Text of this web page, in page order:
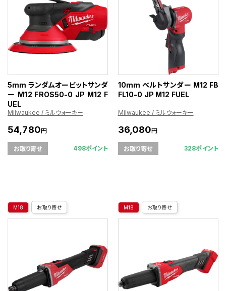
5mm ランダムオービットサンダ
ー M12 FROS50-0 JP M12 F
UEL
Milwaukee / ミルウォーキー
54,780円
お取り寄せ 498ポイント
10mm ベルトサンダー M12 FB
FL10-0 JP M12 FUEL
Milwaukee / ミルウォーキー
36,080円
お取り寄せ 328ポイント
M18 お取り寄せ M18 お取り寄せ